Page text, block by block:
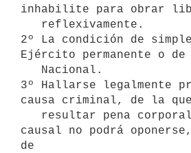
inhabilite para obrar
2º La condición de
Ejército permanente o
3º Hallarse legalmente
causa criminal, de la
causal no podrá
de